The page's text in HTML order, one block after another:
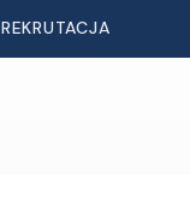
REKRUTACJA